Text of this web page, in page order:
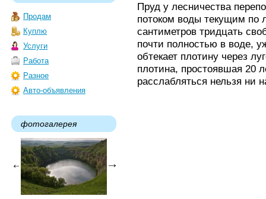
Продам
Куплю
Услуги
Работа
Разное
Авто-объявления
фотогалерея
Пруд у лесничества
потоком воды текущим по
сантиметров тридцать
почти полностью в воде,
обтекает плотину через
плотина, простоявшая 20
расслабляться нельзя ни